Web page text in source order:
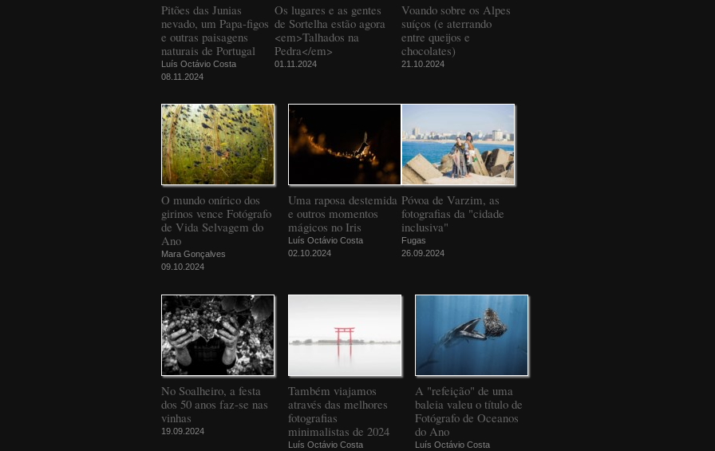
Pitões das Junias
nevado, um Papa-figos
e outras paisagens
naturais de Portugal
Luís Octávio Costa
08.11.2024
Os lugares e as gentes
de Sortelha estão agora
<em>Talhados na
Pedra</em>
01.11.2024
Voando sobre os Alpes
suíços (e aterrando
entre queijos e
chocolates)
21.10.2024
O mundo onírico dos
girinos vence Fotógrafo
de Vida Selvagem do
Ano
Mara Gonçalves
09.10.2024
Uma raposa destemida
e outros momentos
mágicos no Iris
Luís Octávio Costa
02.10.2024
Póvoa de Varzim, as
fotografias da "cidade
inclusiva"
Fugas
26.09.2024
No Soalheiro, a festa
dos 50 anos faz-se nas
vinhas
19.09.2024
Também viajamos
através das melhores
fotografias
minimalistas de 2024
Luís Octávio Costa
A "refeição" de uma
baleia valeu o título de
Fotógrafo de Oceanos
do Ano
Luís Octávio Costa